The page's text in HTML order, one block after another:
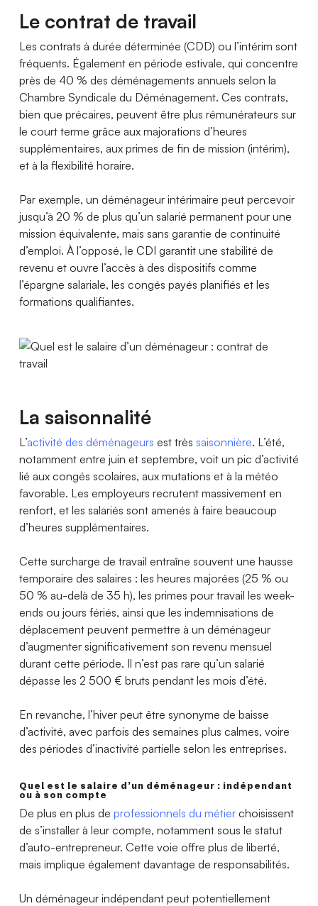
Le contrat de travail
Les contrats à durée déterminée (CDD) ou l’intérim sont
fréquents. Également en période estivale, qui concentre
près de 40 % des déménagements annuels selon la
Chambre Syndicale du Déménagement. Ces contrats,
bien que précaires, peuvent être plus rémunérateurs sur
le court terme grâce aux majorations d’heures
supplémentaires, aux primes de fin de mission (intérim),
et à la flexibilité horaire.
Par exemple, un déménageur intérimaire peut percevoir
jusqu’à 20 % de plus qu’un salarié permanent pour une
mission équivalente, mais sans garantie de continuité
d’emploi. À l’opposé, le CDI garantit une stabilité de
revenu et ouvre l’accès à des dispositifs comme
l’épargne salariale, les congés payés planifiés et les
formations qualifiantes.
La saisonnalité
L’activité des déménageurs est très saisonnière. L’été,
notamment entre juin et septembre, voit un pic d’activité
lié aux congés scolaires, aux mutations et à la météo
favorable. Les employeurs recrutent massivement en
renfort, et les salariés sont amenés à faire beaucoup
d’heures supplémentaires.
Cette surcharge de travail entraîne souvent une hausse
temporaire des salaires : les heures majorées (25 % ou
50 % au-delà de 35 h), les primes pour travail les week-
ends ou jours fériés, ainsi que les indemnisations de
déplacement peuvent permettre à un déménageur
d’augmenter significativement son revenu mensuel
durant cette période. Il n’est pas rare qu’un salarié
dépasse les 2 500 € bruts pendant les mois d’été.
En revanche, l’hiver peut être synonyme de baisse
d’activité, avec parfois des semaines plus calmes, voire
des périodes d’inactivité partielle selon les entreprises.
Quel est le salaire d’un déménageur : indépendant
ou à son compte
De plus en plus de professionnels du métierchoisissent
de s’installer à leur compte, notamment sous le statut
d’auto-entrepreneur. Cette voie offre plus de liberté,
mais implique également davantage de responsabilités.
Un déménageur indépendant peut potentiellement